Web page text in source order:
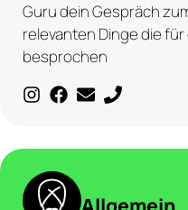
Guru dein Gespräch
relevanten Dinge die
besprochen